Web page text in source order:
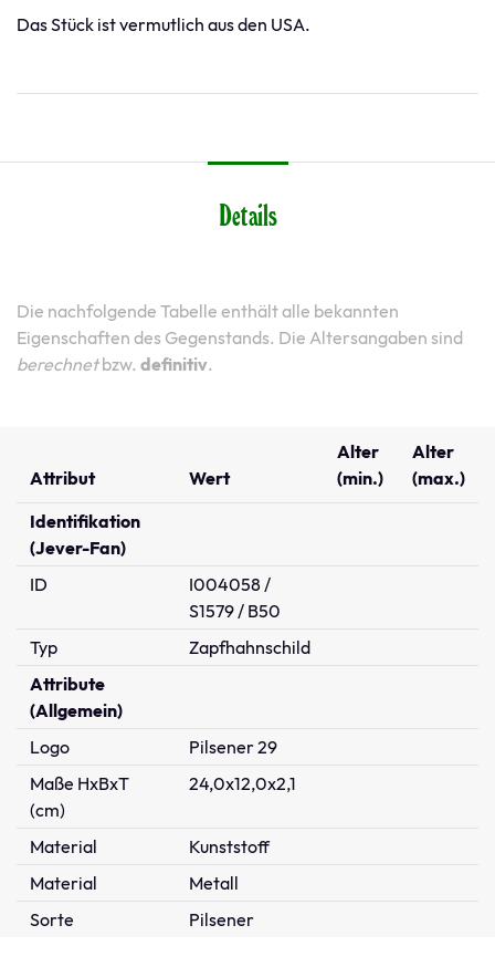
Das Stück ist vermutlich aus den USA.
Details
Die nachfolgende Tabelle enthält alle bekannten
Eigenschaften des Gegenstands. Die Altersangaben sind
berechnetbzw. definitiv.
Attribut Wert
Alter
(min.)
Alter
(max.)
Identifikation
(Jever-Fan)
ID
I004058 /
S1579 / B50
Typ
Zapfhahnschild
Attribute
(Allgemein)
Logo
Pilsener 29
Maße HxBxT
(cm)
24,0x12,0x2,1
Material
Kunststoff
Material
Metall
Sorte
Pilsener